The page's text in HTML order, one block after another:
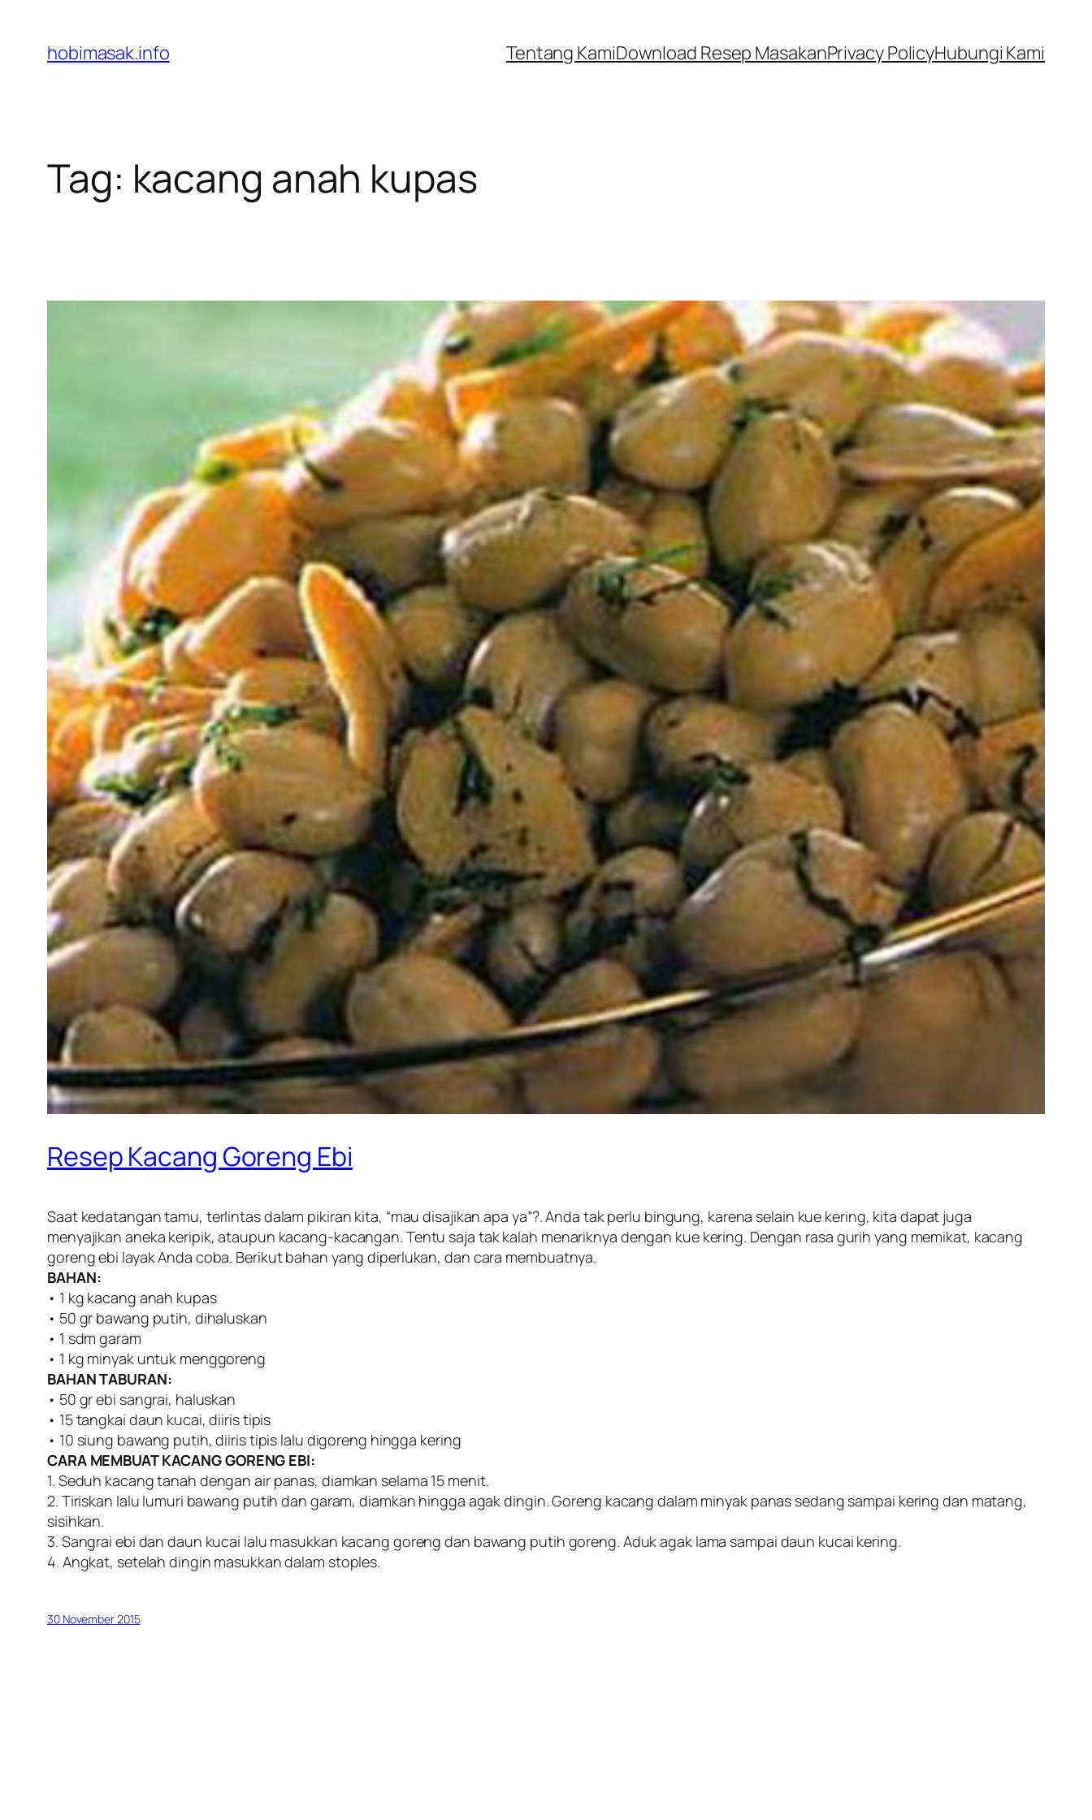
content
hobimasak.info Tentang KamiDownload Resep MasakanPrivacy PolicyHubungi Kami
Tag: kacang anah kupas
Resep Kacang Goreng Ebi
Saat kedatangan tamu, terlintas dalam pikiran kita, “mau disajikan apa ya”?. Anda tak perlu bingung, karena selain kue kering, kita dapat juga
menyajikan aneka keripik, ataupun kacang-kacangan. Tentu saja tak kalah menariknya dengan kue kering. Dengan rasa gurih yang memikat, kacang
goreng ebi layak Anda coba. Berikut bahan yang diperlukan, dan cara membuatnya.
BAHAN:
• 1 kg kacang anah kupas
• 50 gr bawang putih, dihaluskan
• 1 sdm garam
• 1 kg minyak untuk menggoreng
BAHAN TABURAN:
• 50 gr ebi sangrai, haluskan
• 15 tangkai daun kucai, diiris tipis
• 10 siung bawang putih, diiris tipis lalu digoreng hingga kering
CARA MEMBUAT KACANG GORENG EBI:
1. Seduh kacang tanah dengan air panas, diamkan selama 15 menit.
2. Tiriskan lalu lumuri bawang putih dan garam, diamkan hingga agak dingin. Goreng kacang dalam minyak panas sedang sampai kering dan matang,
sisihkan.
3. Sangrai ebi dan daun kucai lalu masukkan kacang goreng dan bawang putih goreng. Aduk agak lama sampai daun kucai kering.
4. Angkat, setelah dingin masukkan dalam stoples.
30 November 2015